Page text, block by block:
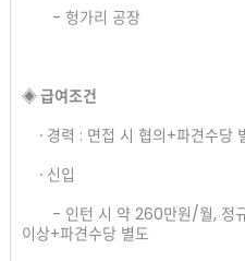
- 헝가리 공장
◈ 급여조건
∙ 경력 : 면접 시 협의+파견수당
∙ 신입
- 인턴 시 약 260만원/월, 정규
이상+파견수당 별도​